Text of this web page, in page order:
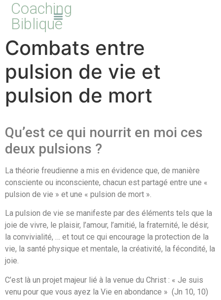
Coaching
Biblique
Combats entre
pulsion de vie et
pulsion de mort
Qu’est ce qui nourrit en moi ces
deux pulsions ?
La théorie freudienne a mis en évidence que, de manière
consciente ou inconsciente, chacun est partagé entre une «
pulsion de vie » et une « pulsion de mort ».
La pulsion de vie se manifeste par des éléments tels que la
joie de vivre, le plaisir, l’amour, l’amitié, la fraternité, le désir,
la convivialité, … et tout ce qui encourage la protection de la
vie, la santé physique et mentale, la créativité, la fécondité, la
joie.
C’est là un projet majeur lié à la venue du Christ : « Je suis
venu pour que vous ayez la Vie en abondance » (Jn 10, 10)